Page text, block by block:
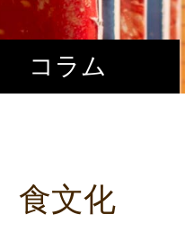
コラム
食文化